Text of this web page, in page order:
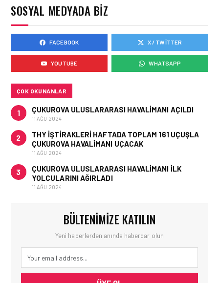
İŞ BIRLIĞI!
HAVAYOLU • 05 AĞU 2026
AIR ASTANA’DAN 2026
YILI İLK YARI FINANSAL
VE OPERASYONEL
SOSYAL MEDYADA BIZ
FACEBOOK X / TWITTER
YOUTUBE WHATSAPP
ÇOK OKUNANLAR
1 ÇUKUROVA ULUSLARARASI HAVALIMANI AÇILDI
11 AĞU 2024
2
THY IŞTIRAKLERI HAFTADA TOPLAM 161 UÇUŞLA
ÇUKUROVA HAVALIMANI UÇACAK
11 AĞU 2024
3
ÇUKUROVA ULUSLARARASI HAVALIMANI İLK
YOLCULARINI AĞIRLADI
11 AĞU 2024
BÜLTENIMIZE KATILIN
Yeni haberlerden anında haberdar olun